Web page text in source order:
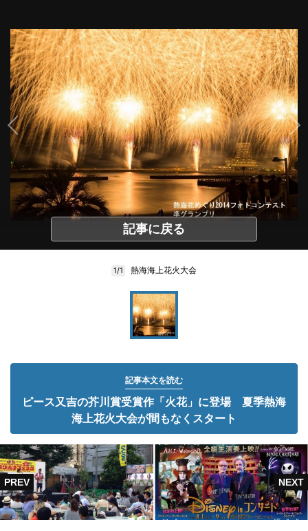
記事に戻る
1/1 熱海海上花火大会
記事本文を読む
ピース又吉の芥川賞受賞作「火花」に登場 夏季熱海
海上花火大会が間もなくスタート